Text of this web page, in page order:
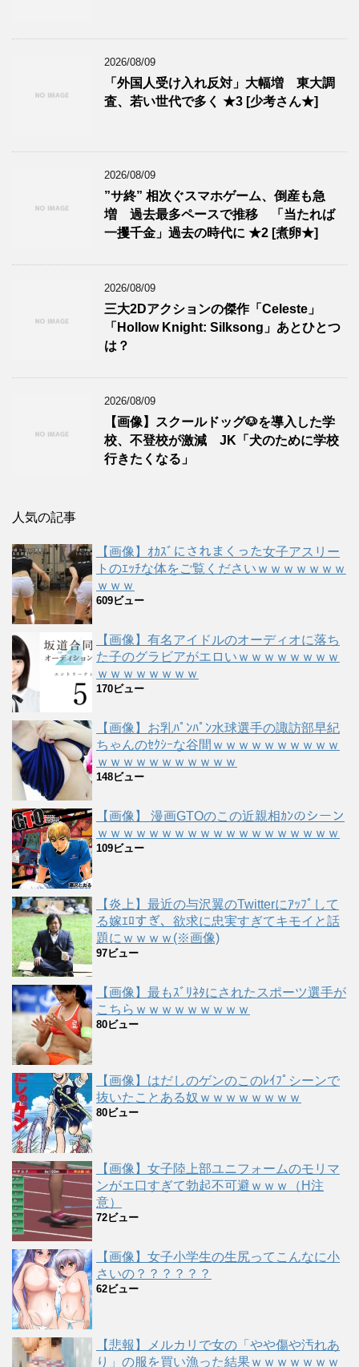
2026/08/09
「外国人受け入れ反対」大幅増 東大調
査、若い世代で多く ★3 [少考さん★]
2026/08/09
”サ終” 相次ぐスマホゲーム、倒産も急
増 過去最多ペースで推移 「当たれば
一攫千金」過去の時代に ★2 [煮卵★]
2026/08/09
三大2Dアクションの傑作「Celeste」
「Hollow Knight: Silksong」あとひとつ
は？
2026/08/09
【画像】スクールドッグ🐶を導入した学
校、不登校が激減 JK「犬のために学校
行きたくなる」
人気の記事
【画像】ｵｶｽﾞにされまくった女子アスリー
トのｴｯﾁな体をご覧くださいｗｗｗｗｗｗｗ
ｗｗｗ
609ビュー
【画像】有名アイドルのオーディオに落ち
た子のグラビアがエロいｗｗｗｗｗｗｗｗ
ｗｗｗｗｗｗｗｗ
170ビュー
【画像】お乳ﾊﾟﾝﾊﾟﾝ水球選手の諏訪部早紀
ちゃんのｾｸｼｰな谷間ｗｗｗｗｗｗｗｗｗｗ
ｗｗｗｗｗｗｗｗｗｗｗ
148ビュー
【画像】 漫画GTOのこの近親相ｶﾝのシーン
ｗｗｗｗｗｗｗｗｗｗｗｗｗｗｗｗｗｗｗ
109ビュー
【炎上】最近の与沢翼のTwitterにｱｯﾌﾟして
る嫁ｴﾛすぎ、欲求に忠実すぎてキモイと話
題にｗｗｗｗ(※画像)
97ビュー
【画像】最もｽﾞﾘﾈﾀにされたスポーツ選手が
こちらｗｗｗｗｗｗｗｗｗ
80ビュー
【画像】はだしのゲンのこのﾚｲﾌﾟシーンで
抜いたことある奴ｗｗｗｗｗｗｗｗ
80ビュー
【画像】女子陸上部ユニフォームのモリマ
ンがエ口すぎて勃起不可避ｗｗｗ（H注
意）
72ビュー
【画像】女子小学生の生尻ってこんなに小
さいの？？？？？？
62ビュー
【悲報】メルカリで女の「やや傷や汚れあ
り」の服を買い漁った結果ｗｗｗｗｗｗｗ